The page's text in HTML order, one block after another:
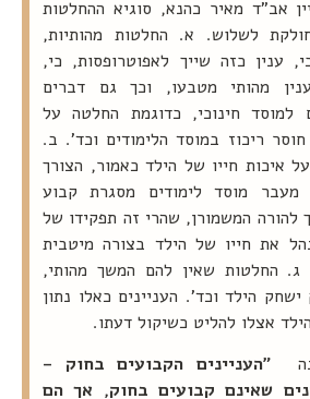
אב"ד מאיר כהנא, סוגיא ההחלטות
לשלוש. א. החלטות מהותיות,
ענין כזה שייך לאפוטרופסות, כי,
מהותי מטבעו, וכך גם דברים
למוסד חינוכי, כדוגמת החלטה על
ריכוז במוסד הלימודים וכד'. ב.
איכות חייו של הילד כאמור, הצורך
מעבר מוסד לימודים מסגרת קבוע
להורה המשמורן, שהרי זה תפקידו של
את חייו של הילד בצורה מיטבית
החלטות שאין להם המשך מהותי,
הילד וכד'. העניינים כאלו נתון
אצלו להליט כשיקול דעתו.
"העניינים הקבועים בחוק –
שאינם קבועים בחוק, אך הם